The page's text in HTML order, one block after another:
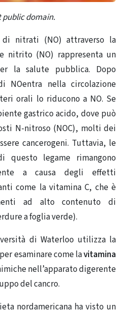
public domain.
di nitrati (NO) attraverso la
nitrito (NO) rappresenta un
la salute pubblica. Dopo
NOentra nella circolazione
orali lo riducono a NO. Se
gastrico acido, dove può
N-nitroso (NOC), molti dei
cancerogeni. Tuttavia, le
questo legame rimangono
a causa degli effetti
come la vitamina C, che è
ad alto contenuto di
a foglia verde).
di Waterloo utilizza la
esaminare come lavitamina
nell’apparato digerente
del cancro.
nordamericana ha visto un